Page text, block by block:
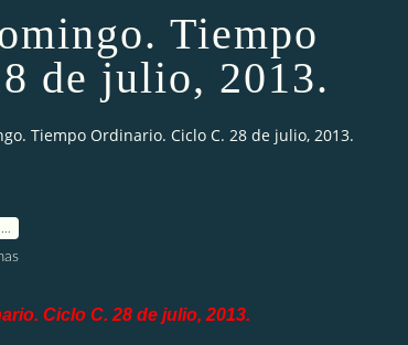
Tiempo
de julio, 2013.
Tiempo Ordinario. Ciclo C. 28 de julio, 2013.
Ciclo C. 28 de julio, 2013.